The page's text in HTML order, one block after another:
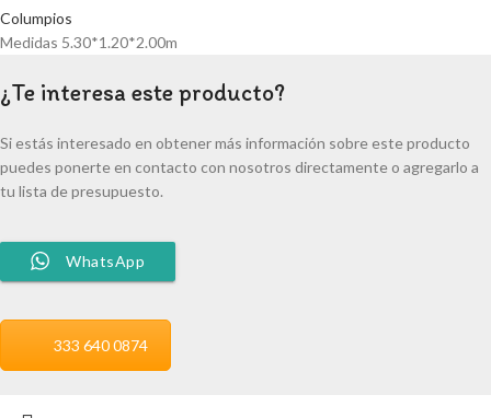
Columpios
Medidas 5.30*1.20*2.00m
¿Te interesa este producto?
Si estás interesado en obtener más información sobre este producto
puedes ponerte en contacto con nosotros directamente o agregarlo a
tu lista de presupuesto.
WhatsApp
333 640 0874